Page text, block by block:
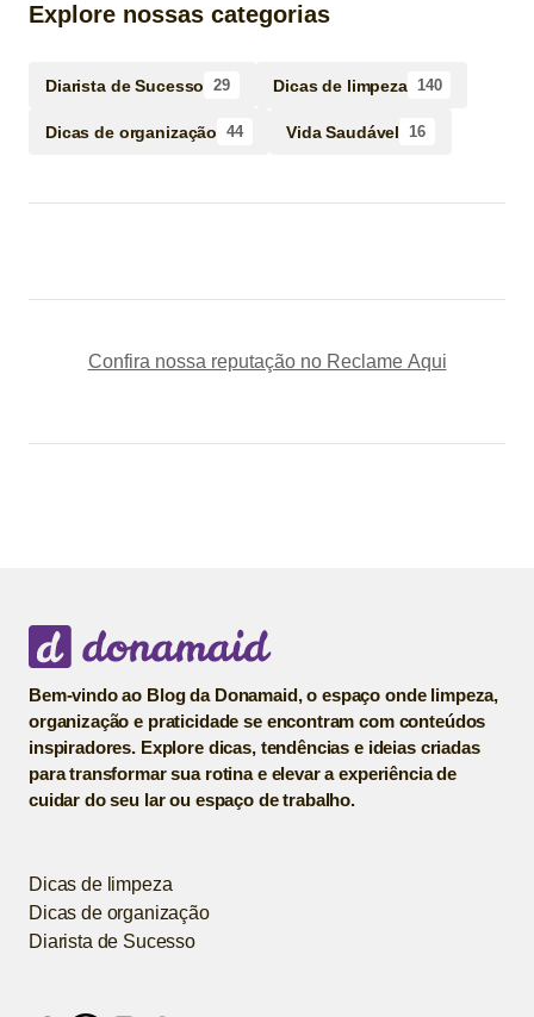
Explore nossas categorias
Diarista de Sucesso 29 Dicas de limpeza 140
Dicas de organização 44 Vida Saudável 16
Confira nossa reputação no Reclame Aqui
Bem-vindo ao Blog da Donamaid, o espaço onde limpeza,
organização e praticidade se encontram com conteúdos
inspiradores. Explore dicas, tendências e ideias criadas
para transformar sua rotina e elevar a experiência de
cuidar do seu lar ou espaço de trabalho.
Dicas de limpeza
Dicas de organização
Diarista de Sucesso